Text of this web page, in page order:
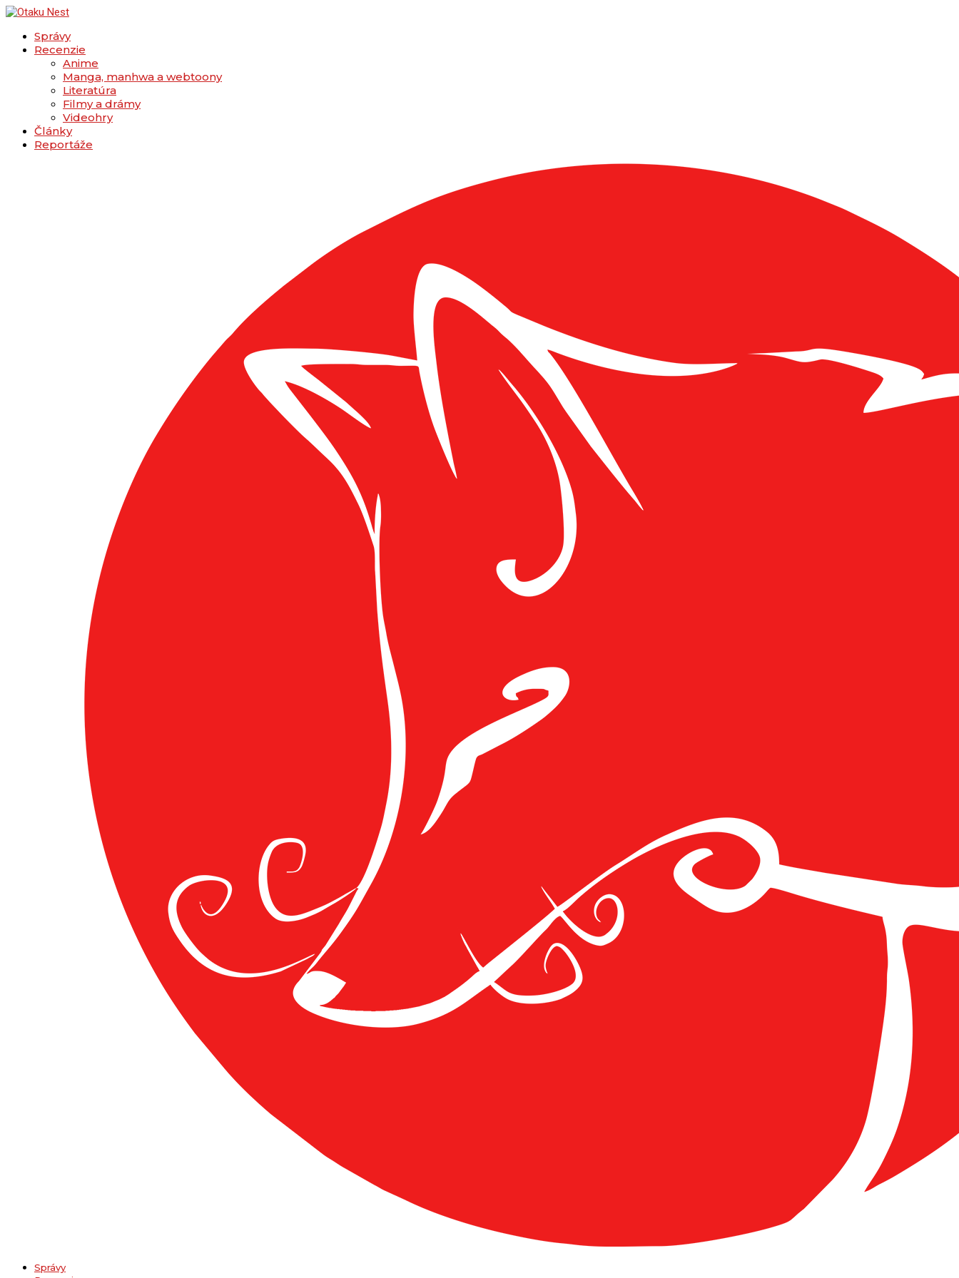
Správy
Recenzie
Anime
Manga, manhwa a webtoony
Literatúra
Filmy a drámy
Videohry
Články
Reportáže
Správy